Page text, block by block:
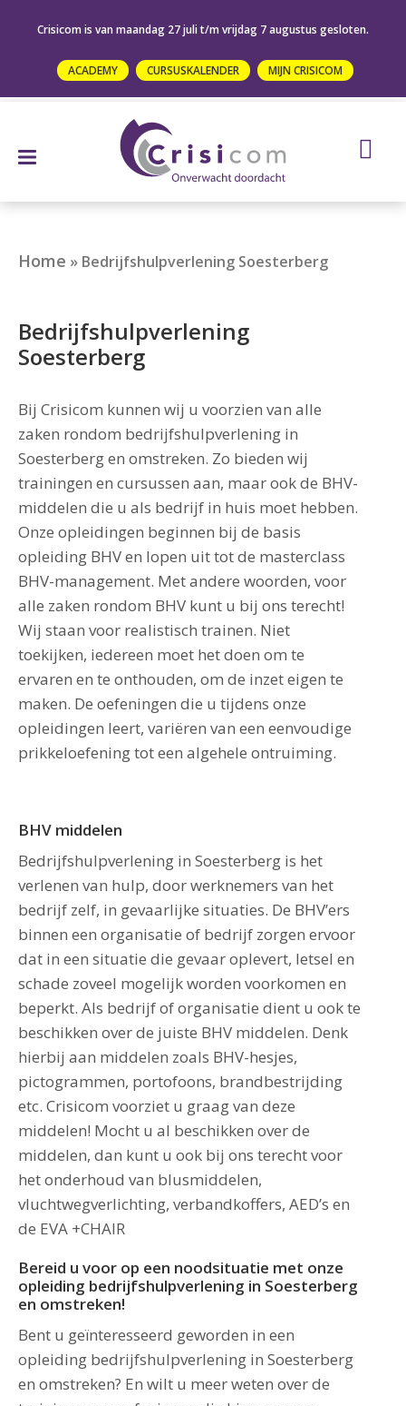
Crisicom is van maandag 27 juli t/m vrijdag 7 augustus gesloten.
ACADEMY CURSUSKALENDER MIJN CRISICOM
Home » Bedrijfshulpverlening Soesterberg
Bedrijfshulpverlening
Soesterberg
Bij Crisicom kunnen wij u voorzien van alle
zaken rondom bedrijfshulpverlening in
Soesterberg en omstreken. Zo bieden wij
trainingen en cursussen aan, maar ook de BHV-
middelen die u als bedrijf in huis moet hebben.
Onze opleidingen beginnen bij de basis
opleiding BHV en lopen uit tot de masterclass
BHV-management. Met andere woorden, voor
alle zaken rondom BHV kunt u bij ons terecht!
Wij staan voor realistisch trainen. Niet
toekijken, iedereen moet het doen om te
ervaren en te onthouden, om de inzet eigen te
maken. De oefeningen die u tijdens onze
opleidingen leert, variëren van een eenvoudige
prikkeloefening tot een algehele ontruiming.
BHV middelen
Bedrijfshulpverlening in Soesterberg is het
verlenen van hulp, door werknemers van het
bedrijf zelf, in gevaarlijke situaties. De BHV’ers
binnen een organisatie of bedrijf zorgen ervoor
dat in een situatie die gevaar oplevert, letsel en
schade zoveel mogelijk worden voorkomen en
beperkt. Als bedrijf of organisatie dient u ook te
beschikken over de juiste BHV middelen. Denk
hierbij aan middelen zoals BHV-hesjes,
pictogrammen, portofoons, brandbestrijding
etc. Crisicom voorziet u graag van deze
middelen! Mocht u al beschikken over de
middelen, dan kunt u ook bij ons terecht voor
het onderhoud van blusmiddelen,
vluchtwegverlichting, verbandkoffers, AED’s en
de EVA +CHAIR
Bereid u voor op een noodsituatie met onze
opleiding bedrijfshulpverlening in Soesterberg
en omstreken!
Bent u geïnteresseerd geworden in een
opleiding bedrijfshulpverlening in Soesterberg
en omstreken? En wilt u meer weten over de